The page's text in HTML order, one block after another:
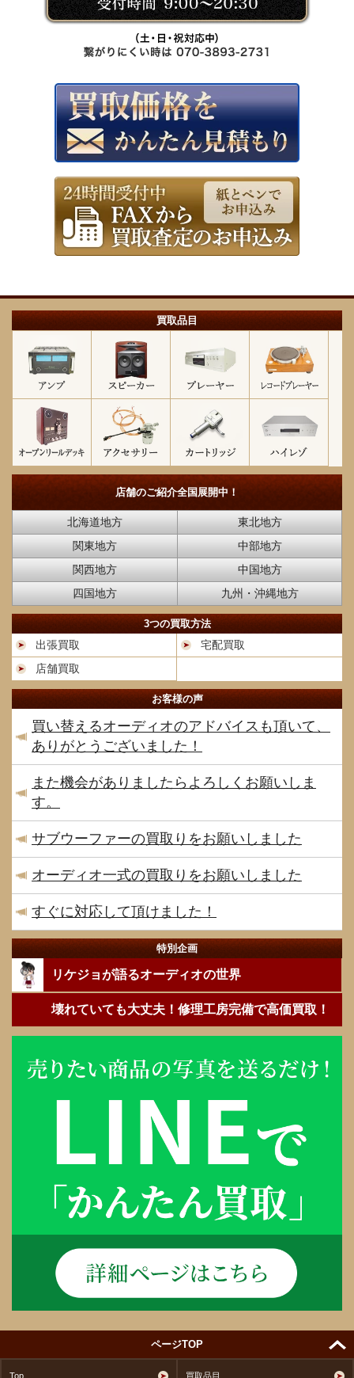
買取品目
店舗のご紹介全国展開中！
北海道地方
東北地方
関東地方
中部地方
関西地方
中国地方
四国地方
九州・沖縄地方
3つの買取方法
出張買取
宅配買取
店舗買取
お客様の声
買い替えるオーディオのアドバイスも頂いて、
ありがとうございました！
また機会がありましたらよろしくお願いしま
す。
サブウーファーの買取りをお願いしました
オーディオ一式の買取りをお願いしました
すぐに対応して頂けました！
特別企画
リケジョが語るオーディオの世界
壊れていても大丈夫！修理工房完備で高価買取！
ページTOP
Top 買取品目